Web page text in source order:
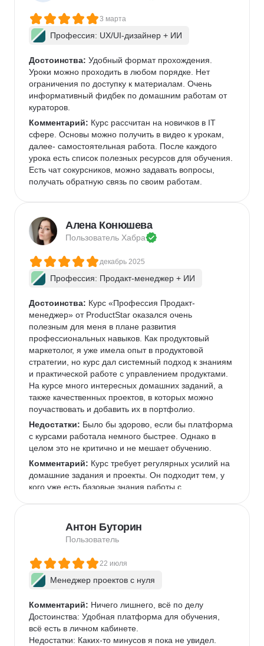
3 марта
Профессия: UX/UI-дизайнер + ИИ
Достоинства: Удобный формат прохождения.
Уроки можно проходить в любом порядке. Нет
ограничения по доступку к материалам. Очень
информативный фидбек по домашним работам от
кураторов.
Комментарий: Курс рассчитан на новичков в IT
сфере. Основы можно получить в видео к урокам,
далее- самостоятельная работа. После каждого
урока есть список полезных ресурсов для обучения.
Есть чат сокурсников, можно задавать вопросы,
получать обратную связь по своим работам.
Алена Конюшева
Пользователь Хабра
декабрь 2025
Профессия: Продакт-менеджер + ИИ
Достоинства: Курс «Профессия Продакт-
менеджер» от ProductStar оказался очень
полезным для меня в плане развития
профессиональных навыков. Как продуктовый
маркетолог, я уже имела опыт в продуктовой
стратегии, но курс дал системный подход к знаниям
и практической работе с управлением продуктами.
На курсе много интересных домашних заданий, а
также качественных проектов, в которых можно
поучаствовать и добавить их в портфолио.
Недостатки: Было бы здорово, если бы платформа
с курсами работала немного быстрее. Однако в
целом это не критично и не мешает обучению.
Комментарий: Курс требует регулярных усилий на
домашние задания и проекты. Он подходит тем, у
кого уже есть базовые знания работы с
Антон Буторин
Пользователь
22 июля
Менеджер проектов с нуля
Комментарий: Ничего лишнего, всё по делу
Достоинства: Удобная платформа для обучения,
всё есть в личном кабинете.
Недостатки: Каких-то минусов я пока не увидел.